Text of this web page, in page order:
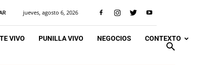
jueves, agosto 6, 2026
VIVO PUNILLA VIVO NEGOCIOS CONTEXTO